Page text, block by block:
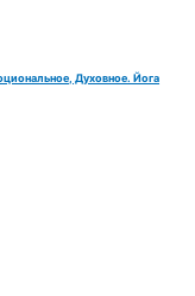
Духовное. Йога